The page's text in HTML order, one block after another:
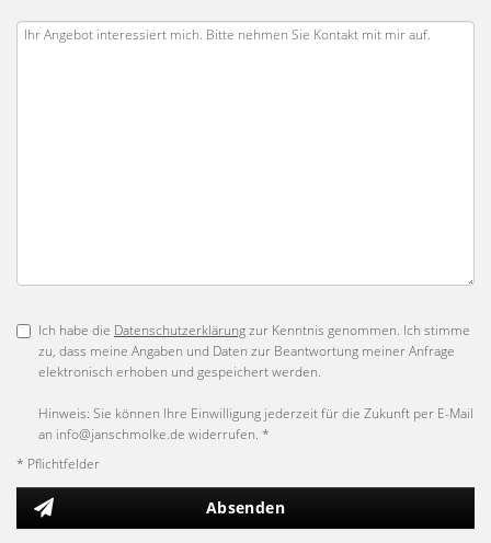
Ich habe die Datenschutzerklärungzur Kenntnis genommen. Ich stimme
zu, dass meine Angaben und Daten zur Beantwortung meiner Anfrage
elektronisch erhoben und gespeichert werden.
Hinweis: Sie können Ihre Einwilligung jederzeit für die Zukunft per E-Mail
an info@janschmolke.de widerrufen. *
* Pflichtfelder
Absenden